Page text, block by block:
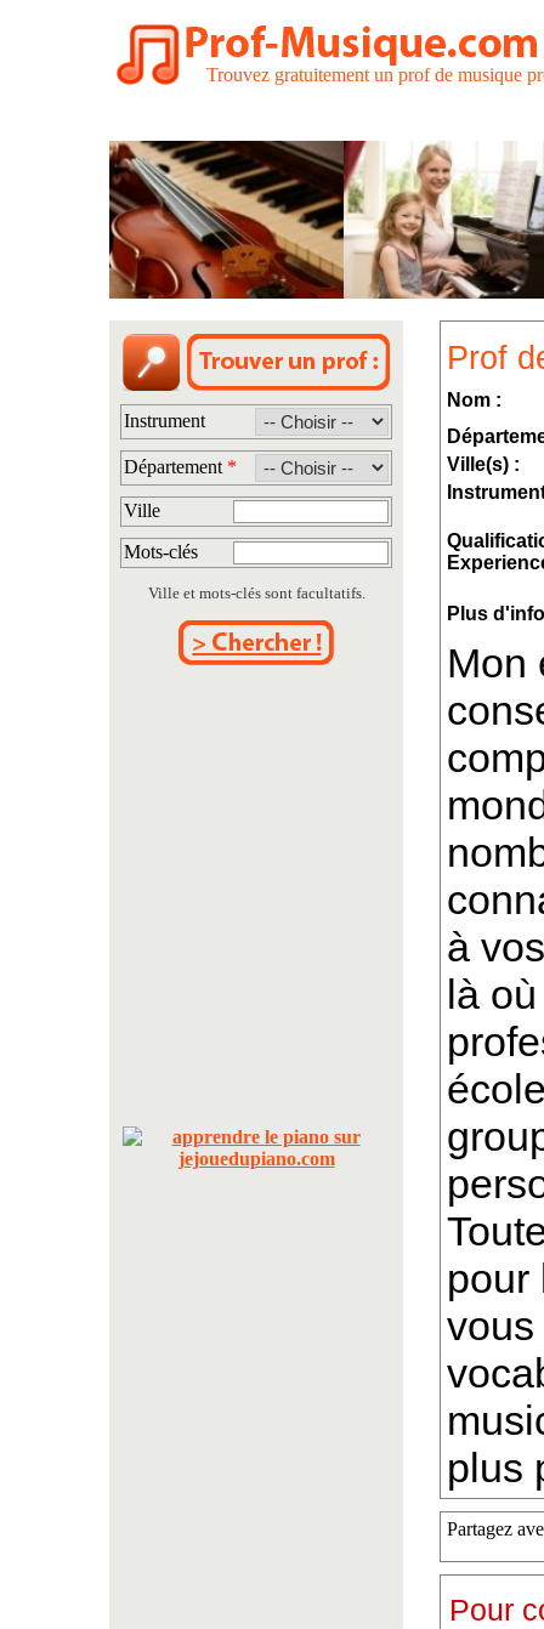
Trouvez gratuitement un prof de musique
Instrument
Département *
Ville
Mots-clés
Ville et mots-clés sont facultatifs.
Prof
Nom :
Ville(s) :
Plus
Mon
à
là
pour
plus
Partagez
Pour